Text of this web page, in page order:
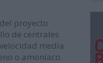
en
proyecto
de centrales
media
o amoníaco.